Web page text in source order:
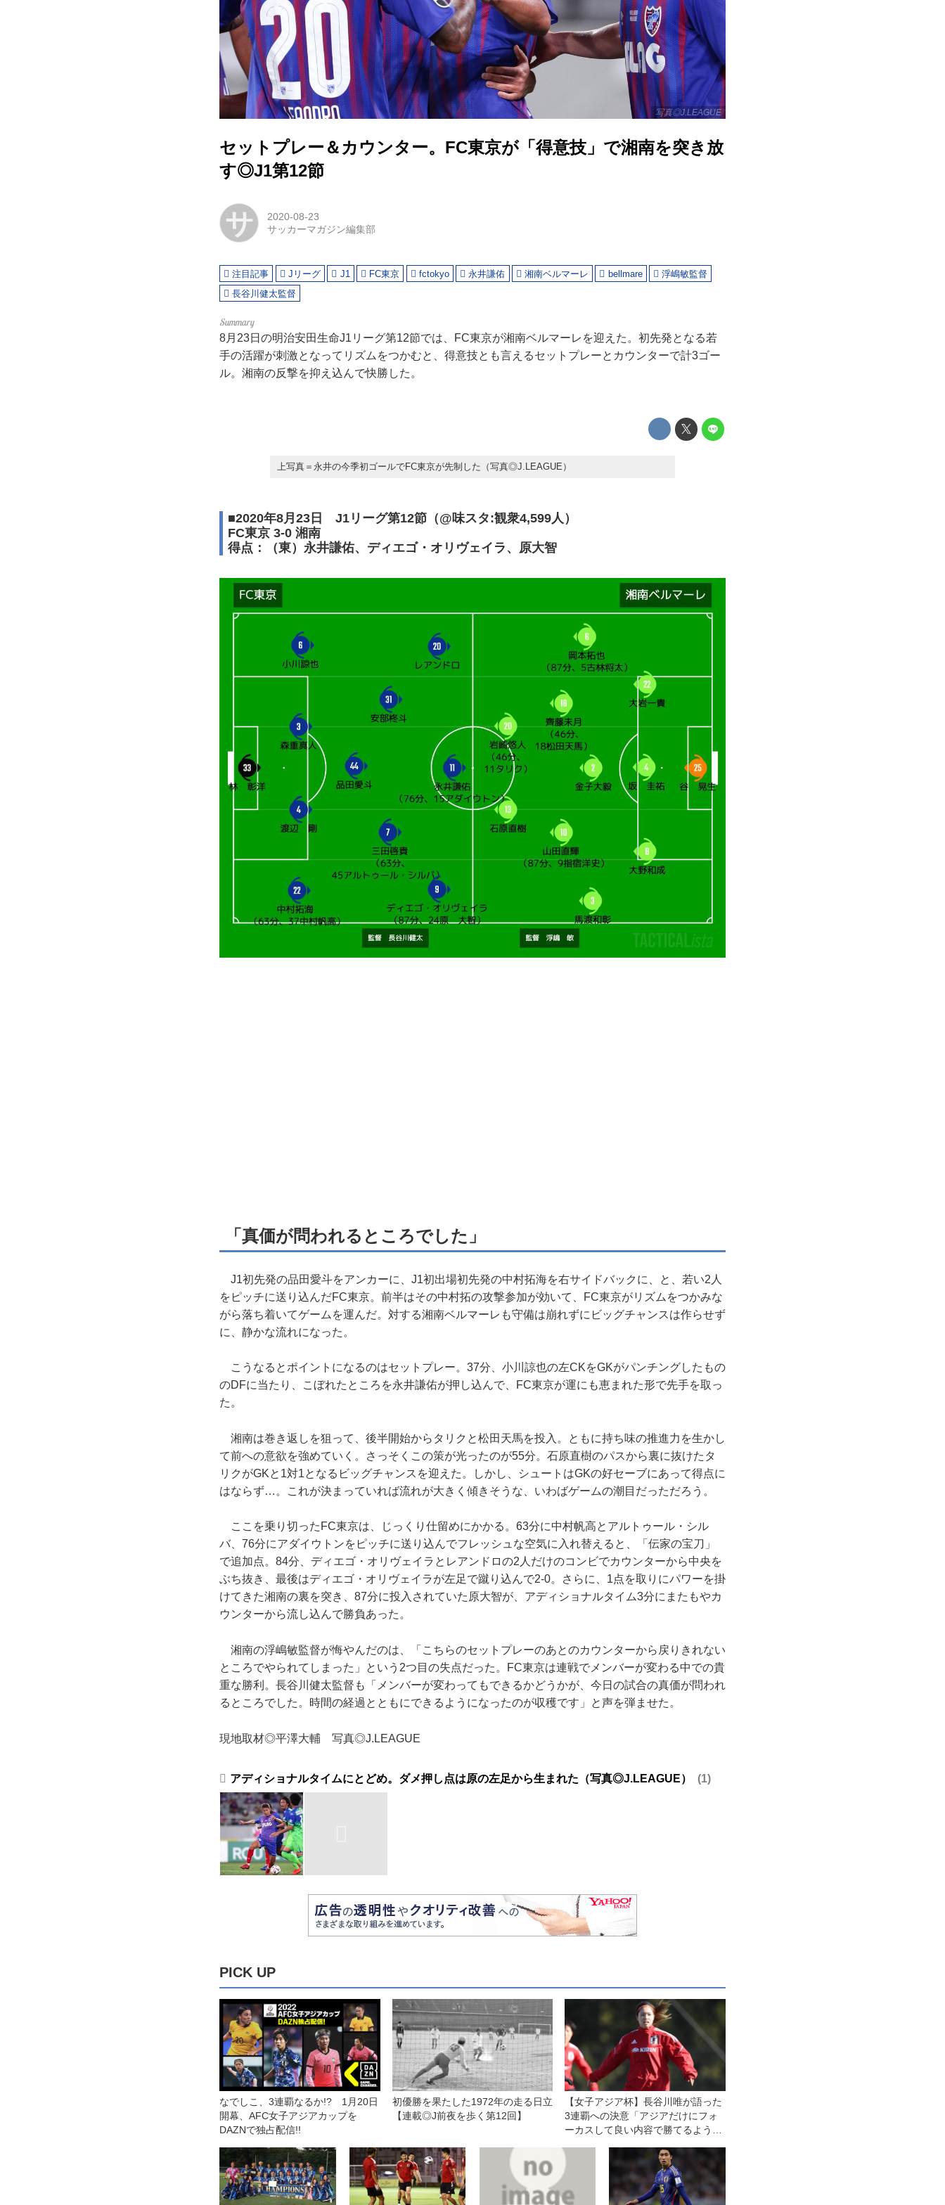
写真◎J.LEAGUE
セットプレー＆カウンター。FC東京が「得意技」で湘南を突き放
す◎J1第12節
サ
2020-08-23
サッカーマガジン編集部
注目記事 Jリーグ J1 FC東京 fctokyo 永井謙佑 湘南ベルマーレ bellmare
浮嶋敏監督
長谷川健太監督
8月23日の明治安田生命J1リーグ第12節では、FC東京が湘南ベルマーレを迎えた。初先発となる若
手の活躍が刺激となってリズムをつかむと、得意技とも言えるセットプレーとカウンターで計3ゴー
ル。湘南の反撃を抑え込んで快勝した。
上写真＝永井の今季初ゴールでFC東京が先制した（写真◎J.LEAGUE）
■2020年8月23日 J1リーグ第12節（@味スタ:観衆4,599人）
FC東京 3-0 湘南
得点：（東）永井謙佑、ディエゴ・オリヴェイラ、原大智
「真価が問われるところでした」
J1初先発の品田愛斗をアンカーに、J1初出場初先発の中村拓海を右サイドバックに、と、若い2人
をピッチに送り込んだFC東京。前半はその中村拓の攻撃参加が効いて、FC東京がリズムをつかみな
がら落ち着いてゲームを運んだ。対する湘南ベルマーレも守備は崩れずにビッグチャンスは作らせず
に、静かな流れになった。
こうなるとポイントになるのはセットプレー。37分、小川諒也の左CKをGKがパンチングしたもの
のDFに当たり、こぼれたところを永井謙佑が押し込んで、FC東京が運にも恵まれた形で先手を取っ
た。
湘南は巻き返しを狙って、後半開始からタリクと松田天馬を投入。ともに持ち味の推進力を生かし
て前への意欲を強めていく。さっそくこの策が光ったのが55分。石原直樹のパスから裏に抜けたタ
リクがGKと1対1となるビッグチャンスを迎えた。しかし、シュートはGKの好セーブにあって得点に
はならず…。これが決まっていれば流れが大きく傾きそうな、いわばゲームの潮目だっただろう。
ここを乗り切ったFC東京は、じっくり仕留めにかかる。63分に中村帆高とアルトゥール・シル
バ、76分にアダイウトンをピッチに送り込んでフレッシュな空気に入れ替えると、「伝家の宝刀」
で追加点。84分、ディエゴ・オリヴェイラとレアンドロの2人だけのコンビでカウンターから中央を
ぶち抜き、最後はディエゴ・オリヴェイラが左足で蹴り込んで2-0。さらに、1点を取りにパワーを掛
けてきた湘南の裏を突き、87分に投入されていた原大智が、アディショナルタイム3分にまたもやカ
ウンターから流し込んで勝負あった。
湘南の浮嶋敏監督が悔やんだのは、「こちらのセットプレーのあとのカウンターから戻りきれない
ところでやられてしまった」という2つ目の失点だった。FC東京は連戦でメンバーが変わる中での貴
重な勝利。長谷川健太監督も「メンバーが変わってもできるかどうかが、今日の試合の真価が問われ
るところでした。時間の経過とともにできるようになったのが収穫です」と声を弾ませた。
現地取材◎平澤大輔 写真◎J.LEAGUE
アディショナルタイムにとどめ。ダメ押し点は原の左足から生まれた（写真◎J.LEAGUE） 1
PICK UP
なでしこ、3連覇なるか!? 1月20日
開幕、AFC女子アジアカップを
DAZNで独占配信!!
初優勝を果たした1972年の走る日立
【連載◎J前夜を歩く第12回】
【女子アジア杯】長谷川唯が語った
3連覇への決意「アジアだけにフォ
ーカスして良い内容で勝てるよう